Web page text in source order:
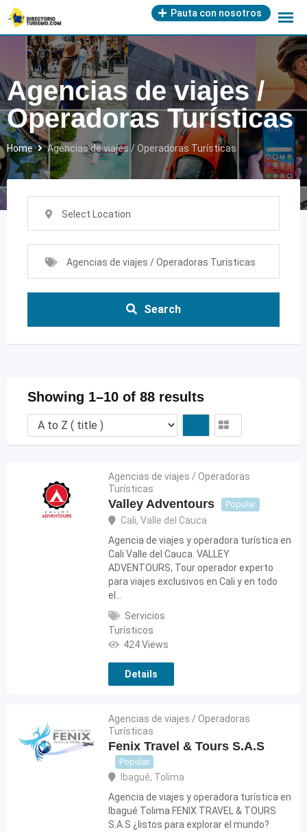
Skip
to
content
Pauta con nosotros
Agencias de viajes /
Operadoras Turísticas
Home Agencias de viajes / Operadoras Turísticas
Select Location
Agencias de viajes / Operadoras Turísticas
Search
Showing 1–10 of 88 results
Agencias de viajes / Operadoras
Turísticas
Valley Adventours Popular
Cali, Valle del Cauca
Agencia de viajes y operadora turística en
Cali Valle del Cauca. VALLEY
ADVENTOURS, Tour operador experto
para viajes exclusivos en Cali y en todo
el…
Servicios
Turísticos
424 Views
Details
Agencias de viajes / Operadoras
Turísticas
Fenix Travel & Tours S.A.S
Popular
Ibagué, Tolima
Agencia de viajes y operadora turística en
Ibagué Tolima FENIX TRAVEL & TOURS
S.A.S ¿listos para explorar el mundo?